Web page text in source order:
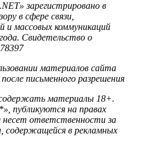
зарегистрировано в
в сфере связи,
и массовых коммуникаций
Свидетельство о
материалов сайта
письменного разрешения
материалы 18+.
публикуются на правах
несет ответственности за
содержащейся в рекламных